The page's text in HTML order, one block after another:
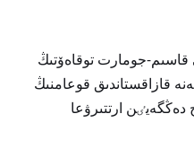
جومارت توقاەۆتىڭ
قازاقستاندىق قوعامنىڭ
ارتتىرۋعا